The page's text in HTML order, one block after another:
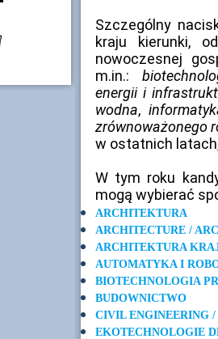
Szczególny
kraju kierunki,
nowoczesnej
m.in.:
energii i
wodna,
zrównoważonego
w ostatnich
W tym roku
mogą wybierać
ARCHITEKTURA
ARCHITECTURE /
ARCHITEKTURA
AUTOMATYKA I
BIOTECHNOLOGIA
BUDOWNICTWO
CIVIL ENGINEERING
EKOTECHNOLOGIE